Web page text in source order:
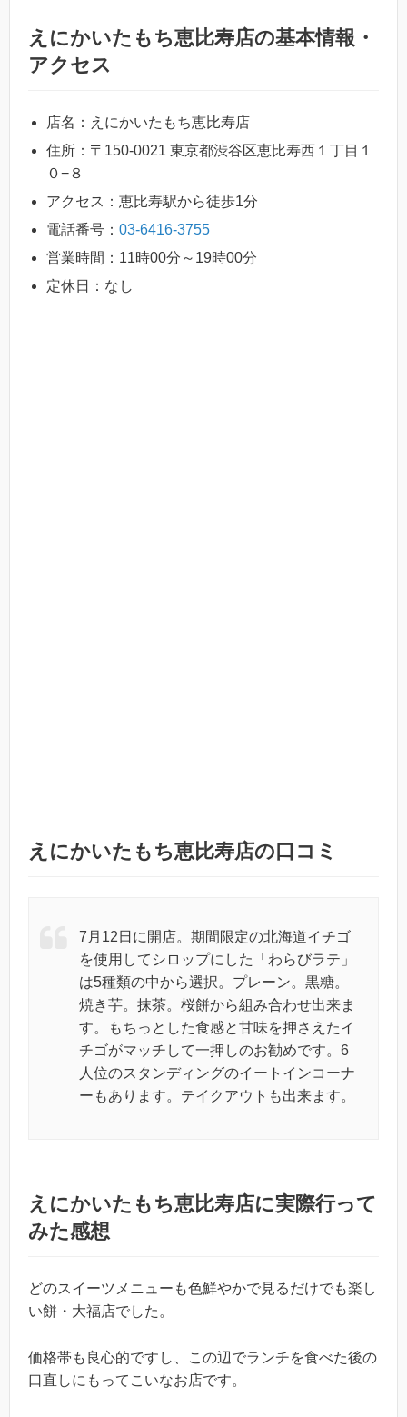
えにかいたもち恵比寿店の基本情報・
アクセス
店名：えにかいたもち恵比寿店
住所：〒150-0021 東京都渋谷区恵比寿西１丁目１
０−８
アクセス：恵比寿駅から徒歩1分
電話番号： 03-6416-3755
営業時間：11時00分～19時00分
定休日：なし
えにかいたもち恵比寿店の口コミ
7月12日に開店。期間限定の北海道イチゴ
を使用してシロップにした「わらびラテ」
は5種類の中から選択。プレーン。黒糖。
焼き芋。抹茶。桜餅から組み合わせ出来ま
す。もちっとした食感と甘味を押さえたイ
チゴがマッチして一押しのお勧めです。6
人位のスタンディングのイートインコーナ
ーもあります。テイクアウトも出来ます。
えにかいたもち恵比寿店に実際行って
みた感想
どのスイーツメニューも色鮮やかで見るだけでも楽し
い餅・大福店でした。
価格帯も良心的ですし、この辺でランチを食べた後の
口直しにもってこいなお店です。